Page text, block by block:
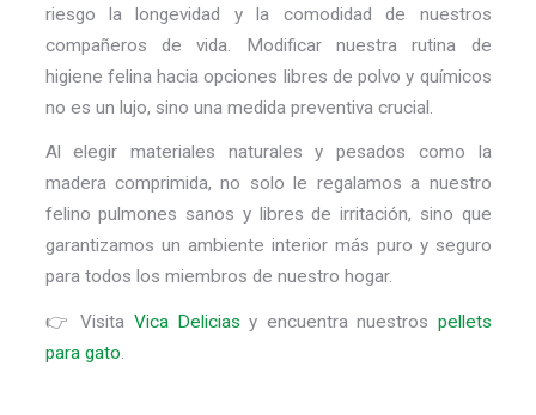
riesgo la longevidad y la comodidad de nuestros
compañeros de vida. Modificar nuestra rutina de
higiene felina hacia opciones libres de polvo y químicos
no es un lujo, sino una medida preventiva crucial.
Al elegir materiales naturales y pesados como la
madera comprimida, no solo le regalamos a nuestro
felino pulmones sanos y libres de irritación, sino que
garantizamos un ambiente interior más puro y seguro
para todos los miembros de nuestro hogar.
👉 Visita Vica Delicias y encuentra nuestros pellets
para gato.